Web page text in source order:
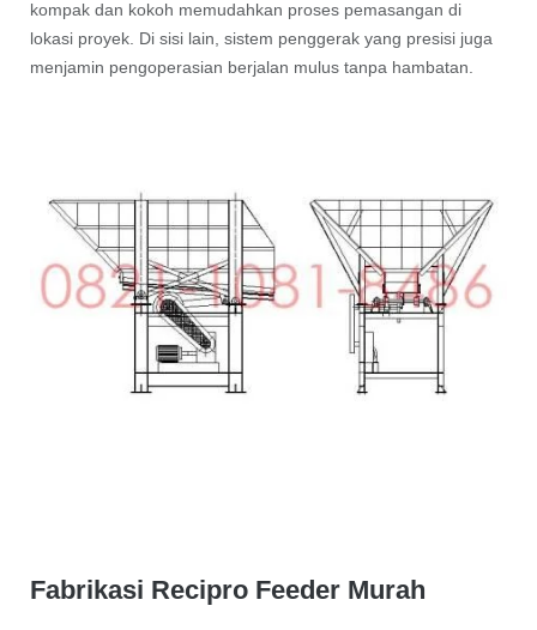
kompak dan kokoh memudahkan proses pemasangan di
lokasi proyek. Di sisi lain, sistem penggerak yang presisi juga
menjamin pengoperasian berjalan mulus tanpa hambatan.
Fabrikasi Recipro Feeder Murah